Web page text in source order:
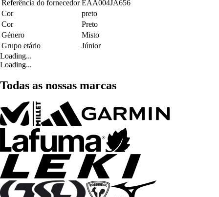
Referência do fornecedor EAA004JA656
Cor
preto
Cor
Preto
Género
Misto
Grupo etário
Júnior
Loading...
Loading...
Todas as nossas marcas